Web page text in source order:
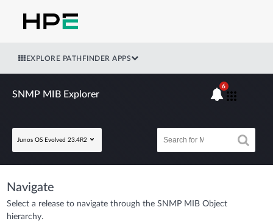
EXPLORE PATHFINDER APPS
SNMP MIB Explorer
Junos OS Evolved 23.4R2
6
Navigate
Select a release to navigate through the SNMP MIB Object
hierarchy.